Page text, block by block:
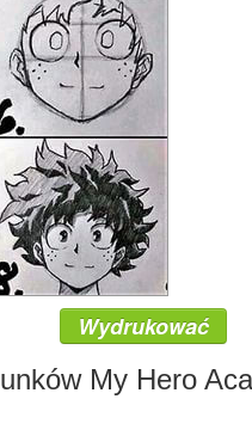
Wydrukować
My Hero